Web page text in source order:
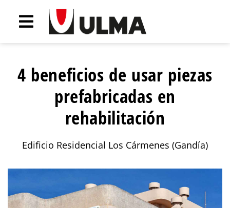
4 beneficios de usar piezas
prefabricadas en
rehabilitación
Edificio Residencial Los Cármenes (Gandía)